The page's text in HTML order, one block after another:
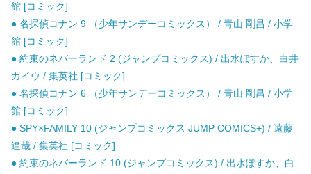
館 [コミック]
● 名探偵コナン 9 （少年サンデーコミックス） / 青山 剛昌 / 小学
館 [コミック]
● 約束のネバーランド 2 (ジャンプコミックス) / 出水ぽすか、白井
カイウ / 集英社 [コミック]
● 名探偵コナン 6 （少年サンデーコミックス） / 青山 剛昌 / 小学
館 [コミック]
● SPY×FAMILY 10 (ジャンプコミックス JUMP COMICS+) / 遠藤
達哉 / 集英社 [コミック]
● 約束のネバーランド 10 (ジャンプコミックス) / 出水ぽすか、白